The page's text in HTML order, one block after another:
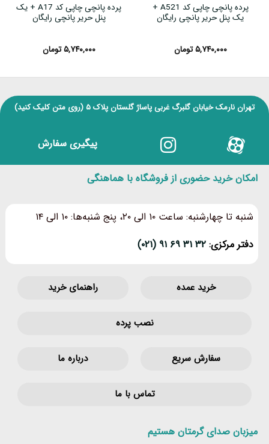
پرده پانچی چاپی کد A521 +
یک پنل حریر پانچی رایگان
۵,۷۴۰,۰۰۰ تومان
پرده پانچی چاپی کد A17 + یک
پنل حریر پانچی رایگان
۵,۷۴۰,۰۰۰ تومان
تهران نارمک خیابان گلبرگ غربی پاساژ گلستان پلاک ۵ (روی متن کلیک کنید)
پیگیری سفارش
امکان خرید حضوری از فروشگاه با هماهنگی
شنبه تا چهارشنبه: ساعت ۱۰ الی ۲۰، پنج شنبه‌ها: ۱۰ الی ۱۴
دفتر مرکزی: ۳۲ ۳۱ ۶۹ ۹۱ (۰۲۱)
خرید عمده راهنمای خرید
نصب پرده
سفارش سریع درباره ما
تماس با ما
میزبان صدای گرمتان هستیم